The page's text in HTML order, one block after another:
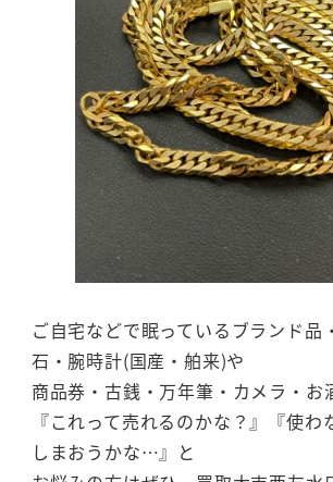
ご自宅などで眠っているブランド品
石・腕時計(国産・舶来)や
商品券・古銭・万年筆・カメラ・お
『これって売れるのかな？』『使わ
しまおうかな…』と